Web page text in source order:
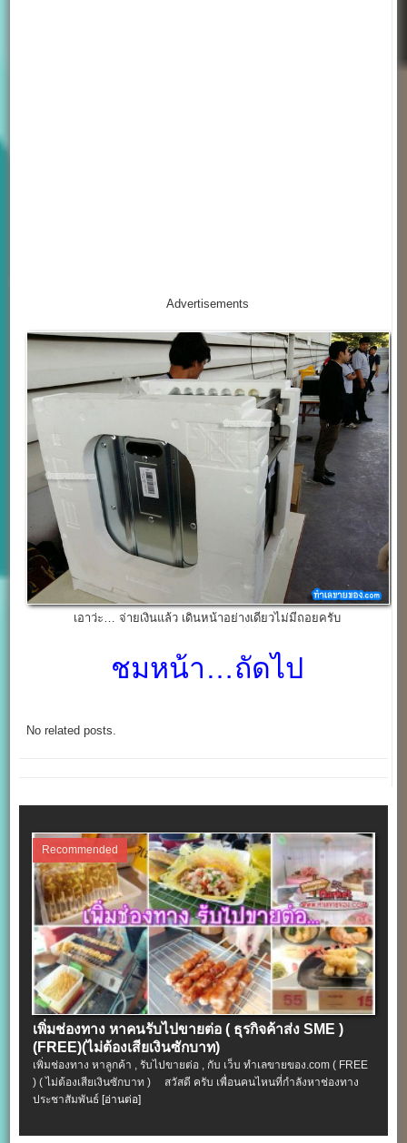
Advertisements
เอาว่ะ… จ่ายเงินแล้ว เดินหน้าอย่างเดียวไม่มีถอยครับ
ชมหน้า…ถัดไป
No related posts.
Recommended
เพิ่มช่องทาง หาคนรับไปขายต่อ ( ธุรกิจค้าส่ง SME )
(FREE)(ไม่ต้องเสียเงินซักบาท)
เพิ่มช่องทาง หาลูกค้า , รับไปขายต่อ , กับ เว็บ ทำเลขายของ.com ( FREE
) ( ไม่ต้องเสียเงินซักบาท ) สวัสดี ครับ เพื่อนคนไหนที่กำลังหาช่องทาง
ประชาสัมพันธ์[อ่านต่อ]